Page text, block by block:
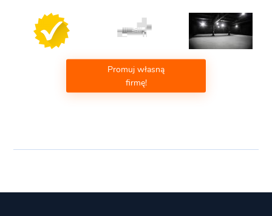
Promuj własną
firmę!